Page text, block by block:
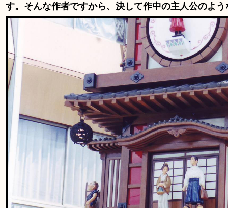
す。そんな作者ですから、決して作中の主人公のよ